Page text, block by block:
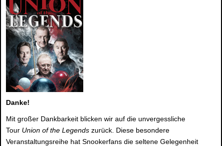
Danke!
Mit großer Dankbarkeit blicken wir auf die unvergessliche
Tour Union of the Legends zurück. Diese besondere
Veranstaltungsreihe hat Snookerfans die seltene Gelegenheit